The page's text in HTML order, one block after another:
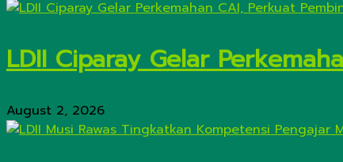
LDII Ciparay Gelar
August 2, 2026